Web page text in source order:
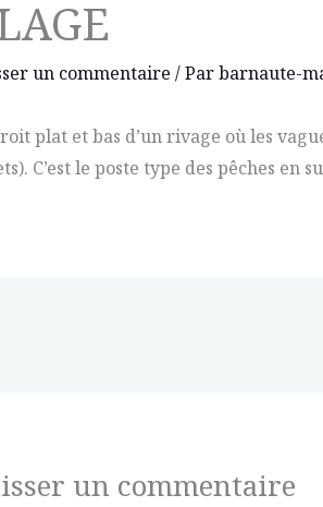
un commentaire / Parbarnaute-
plat et bas d’un rivage où les
C’est le poste type des pêches en
un commentaire